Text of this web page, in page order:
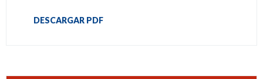
DESCARGAR PDF